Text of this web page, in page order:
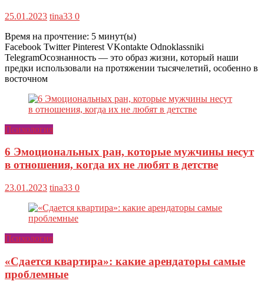
25.01.2023 tina33 0
Время на прочтение: 5 минут(ы)
Facebook Twitter Pinterest VKontakte Odnoklassniki
TelegramОсознанность — это образ жизни, который наши
предки использовали на протяжении тысячелетий, особенно в
восточном
Психология
6 Эмоциональных ран, которые мужчины несут
в отношения, когда их не любят в детстве
23.01.2023 tina33 0
Психология
«Сдается квартира»: какие арендаторы самые
проблемные